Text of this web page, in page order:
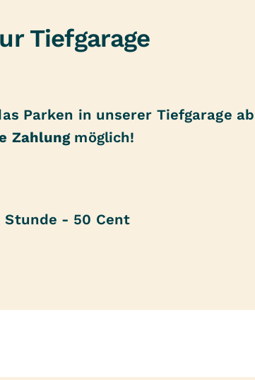
Tiefgarage
Parken in unserer Tiefgarage
Zahlung möglich!
Stunde - 50 Cent